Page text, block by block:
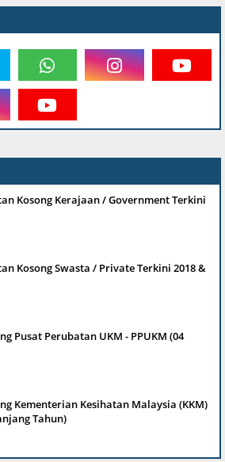
Kosong Kerajaan / Government Terkini
Kosong Swasta / Private Terkini 2018 &
Pusat Perubatan UKM - PPUKM (04
Kementerian Kesihatan Malaysia (KKM)
Tahun)